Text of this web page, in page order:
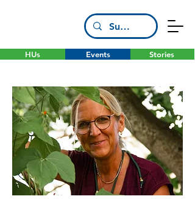
HUs Stories
Events